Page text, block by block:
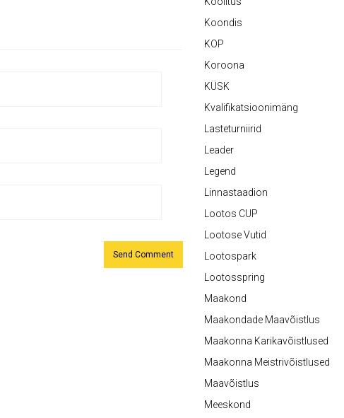
Koondis
KOP
Koroona
KÜSK
Kvalifikatsioonimäng
Lasteturniirid
Leader
Legend
Linnastaadion
Lootos CUP
Lootose Vutid
Lootospark
Lootosspring
Maakond
Maakondade Maavõistlus
Maakonna Karikavõistlused
Maakonna Meistrivõistlused
Maavõistlus
Meeskond